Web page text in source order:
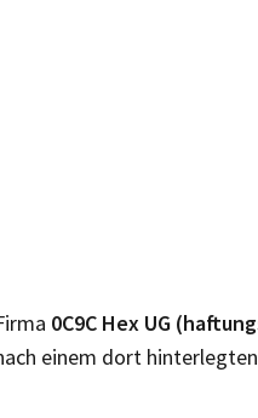
0C9C Hex UG
einem dort